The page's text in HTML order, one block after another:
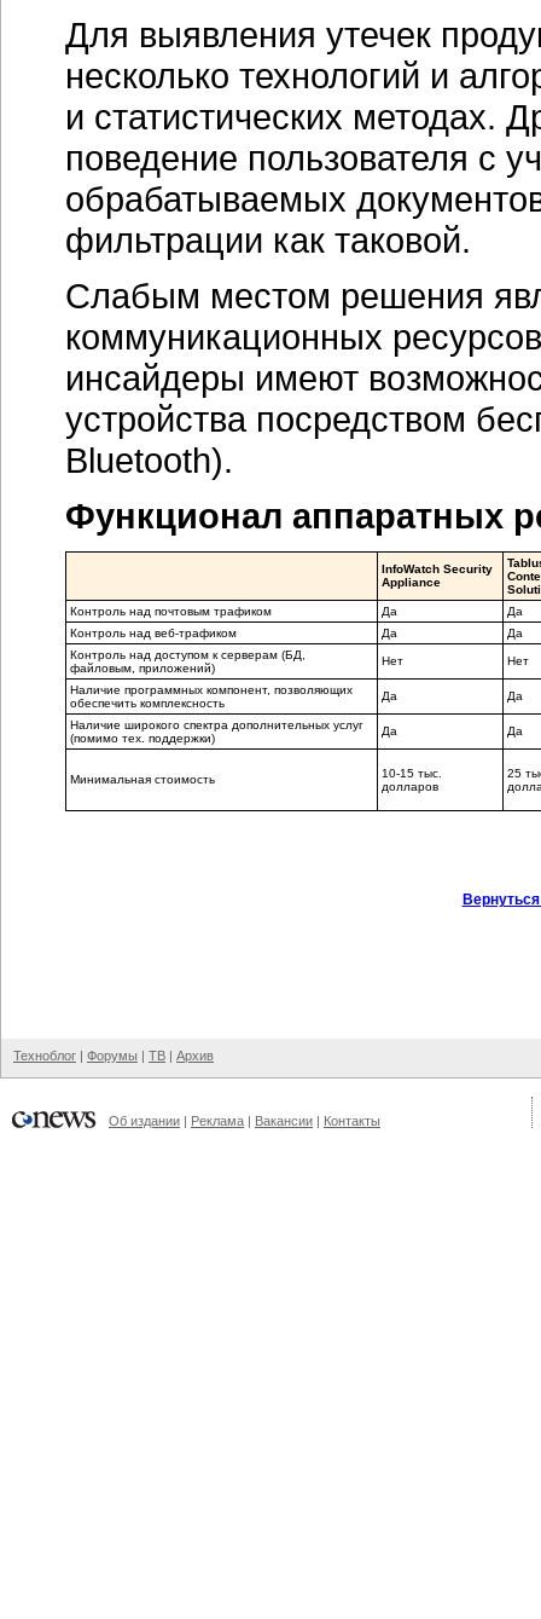
Для выявления утечек
несколько технологий и
и статистических методах.
поведение пользователя с
обрабатываемых
фильтрации как таковой.
Слабым местом решения
коммуникационных
инсайдеры имеют
устройства посредством
Bluetooth).
Функционал аппаратных
InfoWatch Security
Appliance
Контроль над почтовым трафиком
Да
Да
Контроль над веб-трафиком
Да
Да
Контроль над доступом к серверам (БД,
файловым, приложений)
Нет Нет
Наличие программных компонент, позволяющих
обеспечить комплексность
Да Да
Наличие широкого спектра дополнительных услуг
(помимо тех. поддержки)
Да Да
Минимальная стоимость
10-15 тыс.
долларов
25
Техноблог | Форумы | ТВ | Архив
Об издании | Реклама | Вакансии | Контакты